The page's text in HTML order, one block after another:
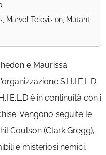
Marvel Television, Mutant
e Maurissa
S.H.I.E.L.D.
è in continuità con i
Vengono seguite le
Coulson (Clark Gregg),
e misteriosi nemici,